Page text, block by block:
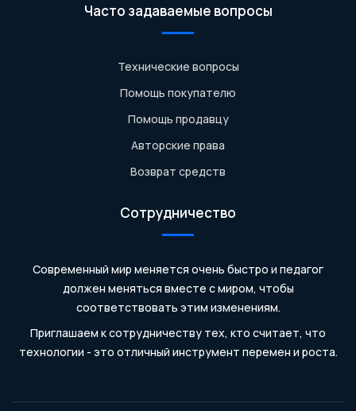
Часто задаваемые вопросы
Технические вопросы
Помощь покупателю
Помощь продавцу
Авторские права
Возврат средств
Сотрудничество
Современный мир меняется очень быстро и педагог
должен меняться вместе с миром, чтобы
соответствовать этим изменениям.
Приглашаем к сотрудничеству тех, кто считает, что
технологии - это отличный инструмент перемен и роста.